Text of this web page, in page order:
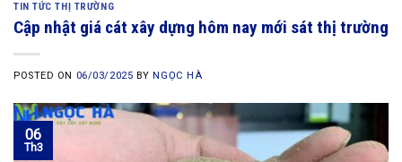
TIN TỨC THỊ TRƯỜNG
Cập nhật giá cát xây dựng hôm nay mới sát thị trường
POSTED ON 06/03/2025 BYNGỌC HÀ
06
Th3